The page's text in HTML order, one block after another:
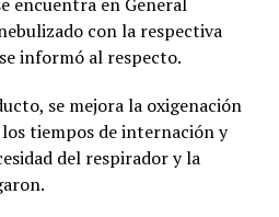
con la respectiva
informó al respecto.
se mejora la oxigenación
tiempos de internación y
del respirador y la